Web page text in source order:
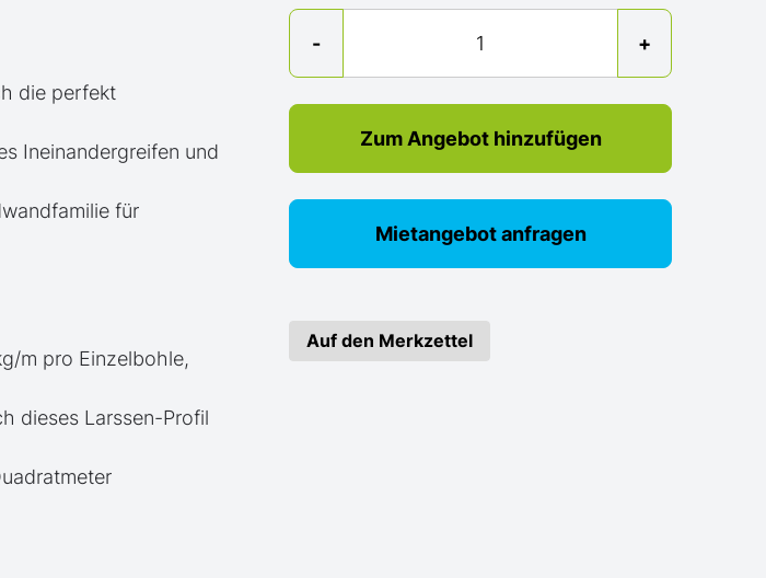
die perfekt
Ineinandergreifen und
für
m pro Einzelbohle,
dieses Larssen-Profil
-
Menge
+
Zum Angebot hinzufügen
Mietangebot anfragen
Auf den Merkzettel